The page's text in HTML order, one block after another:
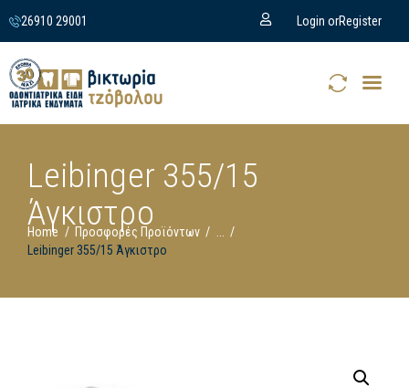
26910 29001 Login orRegister
Leibinger 355/15
Άγκιστρο
Home Προσφορές Προϊόντων
...
Leibinger 355/15 Άγκιστρο